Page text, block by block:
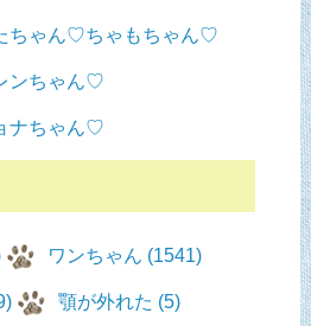
ちゃん♡ちゃもちゃん♡
ンちゃん♡
ナちゃん♡
ワンちゃん (1541)
顎が外れた (5)